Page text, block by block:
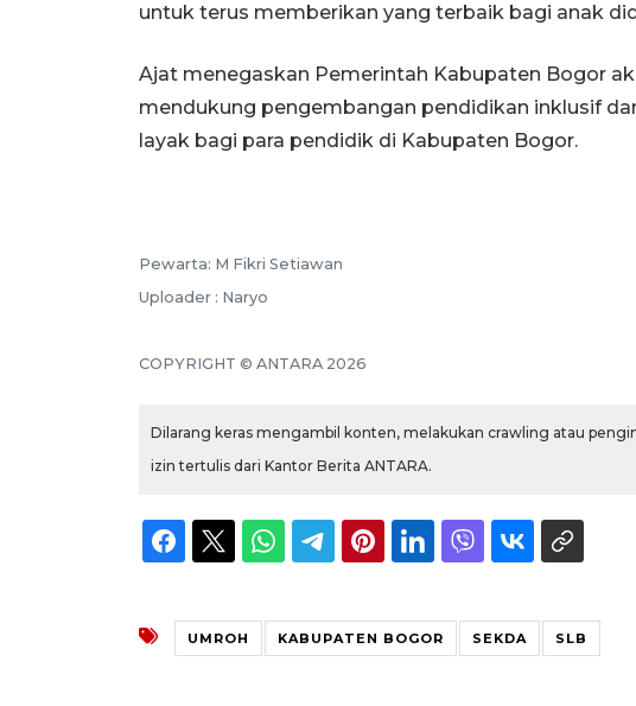
untuk terus memberikan yang terbaik bagi anak
Ajat menegaskan Pemerintah Kabupaten Bogor
mendukung pengembangan pendidikan inklusif
layak bagi para pendidik di Kabupaten Bogor.
Pewarta: M Fikri Setiawan
Uploader : Naryo
COPYRIGHT © ANTARA 2026
Dilarang keras mengambil konten, melakukan crawling atau
izin tertulis dari Kantor Berita ANTARA.
UMROH KABUPATEN BOGOR SEKDA SLB